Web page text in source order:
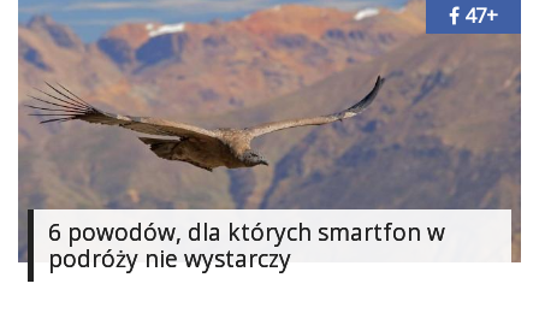
6 powodów, dla których smartfon w
podróży nie wystarczy
47+